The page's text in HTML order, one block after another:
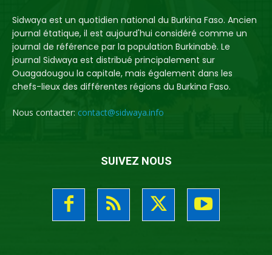
Sidwaya est un quotidien national du Burkina Faso. Ancien
journal étatique, il est aujourd'hui considéré comme un
journal de référence par la population Burkinabè. Le
journal Sidwaya est distribué principalement sur
Ouagadougou la capitale, mais également dans les
chefs-lieux des différentes régions du Burkina Faso.
Nous contacter: contact@sidwaya.info
SUIVEZ NOUS